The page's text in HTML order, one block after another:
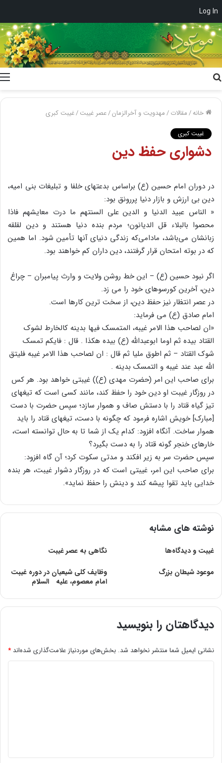
Log In
خانه/مقالات/مهدویت و آخرالزمان/عصر غیبت/غیبت کبری
غیبت کبری
دشواری حفظ دین
در دوران امام حسین (ع) براساس بدعتهای خلفا و تبلیغات بنی امیه،
دین بی ارزش و بازار دنیا پررونق بود:
« الناس عبید الدنیا و الدین علی السنتهم ما درت معایشهم فاذا
محصوا بالبلاء قل الدیانون؛ مردم بنده دنیا هستند و دین لقلقه
زبانشان می‌باشد، مادامی‌که زندگی دنیای آنها تأمین شود. اما همین
که در بوته امتحان قرار گرفتند، دین داران کم خواهند بود.
اگر نبود حسین (ع) – این خط روشن ولایت و وارث پیامبران – چراغ
دین، آخرین کورسوهای خود را می زد.
در عصر انتظار نیز حفظ دین، از سخت ترین کارها است.
امام صادق (ع) می فرماید:
«ان لصاحب هذا الامر غیبه، المتمسک فیها بدینه کالخارط لشوک
القتاد بیده ثم اوما ابوعبدالله (ع) بیده هکذا . قال : فایکم تمسک
شوک القتاد – ثم اطوق ملیا ثم قال : ان لصاحب هذا الامر غیبه فلیتق
الله عبد عند غیبه و التمسک بدینه .
برای صاحب این امر (حضرت مهدی (ع)) غیبتی خواهد بود. هر کس
در روزگار غیبت او دین خود را حفظ کند، مانند کسی است که تیغهای
تیز گیاه قتاد را با دستش صاف و هموار سازد؛ سپس حضرت با دست
[مبارک] خویش اشاره فرمود که چگونه با دست، تیغهای قتاد را باید
هموار ساخت. آنگاه افزود: کدام یک از شما تا به حال توانسته است،
خارهای خنجر گونه قتاد را به دست بگیرد؟
سپس حضرت سر به زیر افکند و مدتی سکوت کرد؛ آن گاه افزود:
برای صاحب این امر، غیبتی است که در روزگار دشوار غیبت، هر بنده
خدایی باید تقوا پیشه کند و دینش را حفظ نماید».
نوشته های مشابه
غیبت و دیدگاه‌ها
نگاهی به عصر غیبت
موعود شیطان بزرگ
وظایف کلى شیعیان در دوره غیبت
امام معصوم، علیه السلام
دیدگاهتان را بنویسید
نشانی ایمیل شما منتشر نخواهد شد. بخش‌های موردنیاز علامت‌گذاری شده‌اند *
*